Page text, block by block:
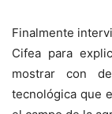
Finalmente
Cifea para
mostrar con
tecnológica que